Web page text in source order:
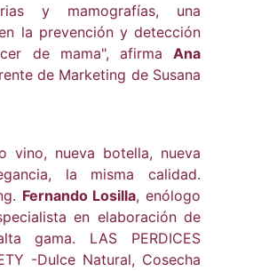
y mamografías, una
la prevención y detección
de mama", afirma Ana
de Marketing de Susana
vino, nueva botella, nueva
la misma calidad.
Fernando Losilla, enólogo
en elaboración de
gama. LAS PERDICES
-Dulce Natural, Cosecha